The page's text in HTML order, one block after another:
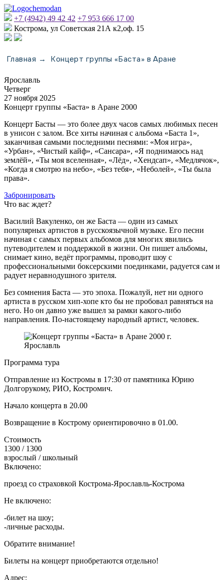
+7 (4942) 49 42 42 +7 953 666 17 00
Кострома, ул Советская 21А к2,оф. 15
Главная → Концерт группы «Баста» в Аране
Ярославль
Четверг
27 ноября 2025
Концерт группы «Баста» в Аране 2000
Концерт Басты — это более двух часов самых любимых песен
в унисон с залом. Все хиты начиная с альбома «Баста 1»,
заканчивая самыми последними песнями: «Моя игра»,
«Урбан», «Чистый кайф», «Сансара», «Я поднимаюсь над
землёй», «Ты моя вселенная», «Лёд», «Хендсап», «Медлячок»,
«Когда я смотрю на небо», «Без тебя», «Неболей», «Ты была
права».
Забронировать
Что вас ждет?
Василий Вакуленко, он же Баста — один из самых
популярных артистов в русскоязычной музыке. Его песни
начиная с самых первых альбомов для многих явились
путеводителем и поддержкой в жизни. Он пишет альбомы,
снимает кино, ведёт программы, проводит шоу с
профессиональными боксерскими поединками, радуется сам и
радует неравнодушного зрителя.
Без сомнения Баста — это эпоха. Пожалуй, нет ни одного
артиста в русском хип-хопе кто бы не пробовал равняться на
него. Но он давно уже вышел за рамки какого-либо
направления. По-настоящему народный артист, человек.
Программа тура
Отправление из Костромы в 17:30 от памятника Юрию
Долгорукому, РИО, Костромич.
Начало концерта в 20.00
Возвращение в Кострому ориентировочно в 01.00.
Стоимость
1300 / 1300
взрослый / школьный
Включено:
проезд со страховкой Кострома-Ярославль-Кострома
Не включено:
-билет на шоу;
-личные расходы.
Обратите внимание!
Билеты на концерт приобретаются отдельно!
Адрес: